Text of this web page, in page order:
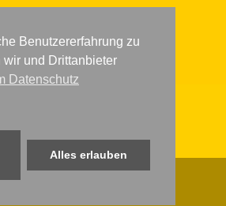
BIO ZERTIFIKAT
Benutzererfahrung zu
wir und Drittanbieter
Datenschutz
Alles erlauben